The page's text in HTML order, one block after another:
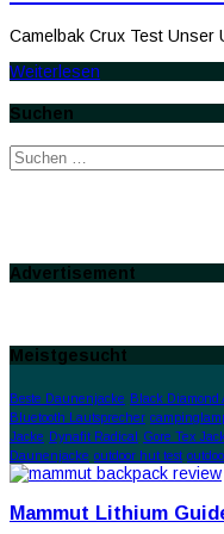
Camelbak Crux Test Unser
Weiterlesen
Suchen
Suchen
nach:
Advertisement
Meistgesucht
Beste Daunenjacke Black Diamond
Bluetooth Lautsprecher
Jacke Dynafit Radical Gore Tex
Daunenjacke outdoor hut test
Mammut Lithium